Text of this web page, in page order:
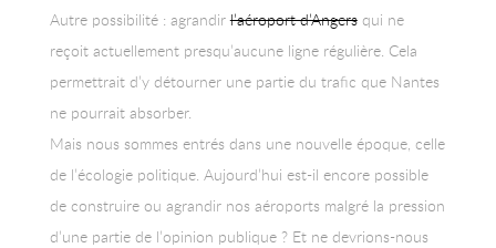
Autre possibilité : agrandirl’aéroport d’Angersqui ne
reçoit actuellement presqu’aucune ligne régulière. Cela
permettrait d’y détourner une partie du trafic que Nantes
ne pourrait absorber.
Mais nous sommes entrés dans une nouvelle époque, celle
de l’écologie politique. Aujourd’hui est-il encore possible
de construire ou agrandir nos aéroports malgré la pression
d’une partie de l’opinion publique ? Et ne devrions-nous